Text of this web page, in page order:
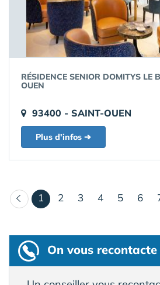
RÉSIDENCE SENIOR DOMITYS LE
OUEN
93400 - SAINT-OUEN
Plus d'infos ➔
1 (courant)
2 3 4 5 6
On vous recontacte